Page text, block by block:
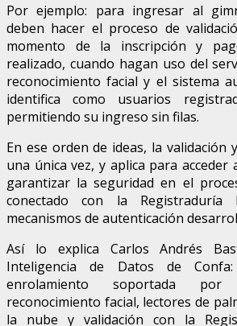
Por ejemplo: para ingresar al
deben hacer el proceso de
momento de la inscripción y
realizado, cuando hagan uso del
reconocimiento facial y el sistema
identifica como usuarios
permitiendo su ingreso sin filas.
En ese orden de ideas, la validación
una única vez, y aplica para acceder
garantizar la seguridad en el
conectado con la
mecanismos de autenticación
Así lo explica Carlos Andrés
Inteligencia de Datos de
enrolamiento soportada por
reconocimiento facial, lectores de
la nube y validación con la